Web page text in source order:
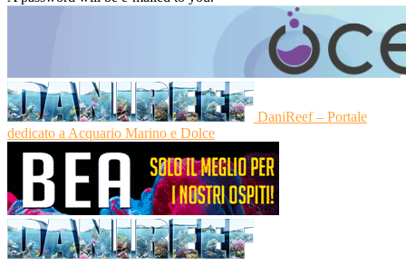
DaniReef – Portale
dedicato a Acquario Marino e Dolce